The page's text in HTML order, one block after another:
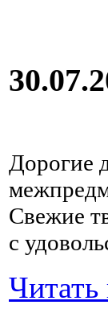
Дорогие
Свежие
с